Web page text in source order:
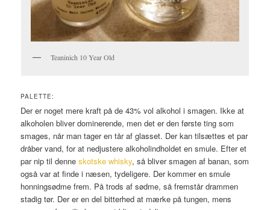
Teaninich 10 Year Old
PALETTE:
Der er noget mere kraft på de 43% vol alkohol i smagen. Ikke at
alkoholen bliver dominerende, men det er den første ting som
smages, når man tager en tår af glasset. Der kan tilsættes et par
dråber vand, for at nedjustere alkoholindholdet en smule. Efter et
par nip til denneskotske whisky, så bliver smagen af banan, som
også var at finde i næsen, tydeligere. Der kommer en smule
honningsødme frem. På trods af sødme, så fremstår drammen
stadig tør. Der er en del bitterhed at mærke på tungen, mens